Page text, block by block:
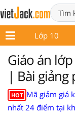
9 Lớp 10
Giáo án
| Bài giảng
HOT Mã giảm giá
nhất 24 điểm tại